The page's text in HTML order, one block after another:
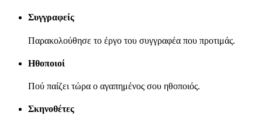
Συγγραφείς
Παρακολούθησε το έργο του συγγραφέα που προτιμάς.
Ηθοποιοί
Πού παίζει τώρα ο αγαπημένος σου ηθοποιός.
Σκηνοθέτες